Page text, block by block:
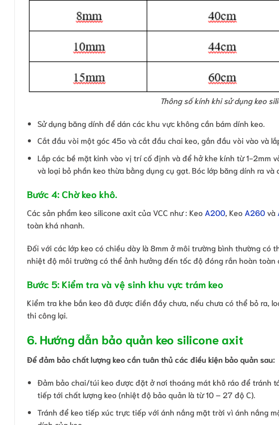
Thông số kính khi sử dụng keo
Sử dụng băng dính để dán các khu vực không cần bám dính keo.
Cắt đầu vòi một góc 45o và cắt đầu chai keo, gắn đầu vòi vào và
Lắp các bề mặt kinh vào vị trí cố định và để hở khe kính từ 1-2mm
và loại bỏ phần keo thừa bằng dụng cụ gạt. Bóc lớp băng dính ra và
Bước 4: Chờ keo khô.
Các sản phẩm keo silicone axit của VCC như : Keo A200, Keo A260và
toàn khá nhanh.
Đối với các lớp keo có chiều dày là 8mm ở môi trường bình thường có
nhiệt độ môi trường có thể ảnh hưởng đến tốc độ đóng rắn hoàn toàn
Bước 5: Kiểm tra và vệ sinh khu vực trám keo
Kiểm tra khe bắn keo đã được điền đầy chưa, nếu chưa có thể bỏ ra,
thi công lại.
6. Hướng dẫn bảo quản keo silicone axit
Để đảm bảo chất lượng keo cần tuân thủ các điều kiện bảo quản sau:
Đảm bảo chai/túi keo được đặt ở nơi thoáng mát khô ráo để tránh
tiếp tới chất lượng keo (nhiệt độ bảo quản là từ 10 – 27 độ C).
Tránh để keo tiếp xúc trực tiếp với ánh nắng mặt trời vì ánh nắng